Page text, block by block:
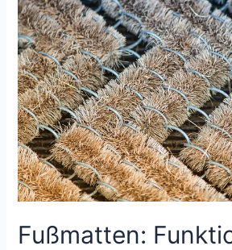
Privatjets
für
Geschäftsreisende
Fußmatten: